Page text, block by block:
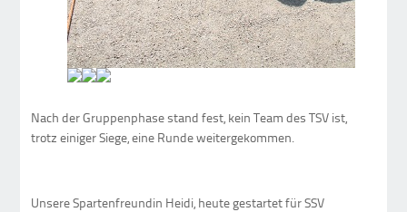
Nach der Gruppenphase stand fest, kein Team des TSV ist,
trotz einiger Siege, eine Runde weitergekommen.
Unsere Spartenfreundin Heidi, heute gestartet für SSV